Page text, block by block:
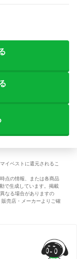
イベストに還元されるこ
点の情報、または各商品
で生成しています。掲載
なる場合がありますの
売店・メーカーよりご確